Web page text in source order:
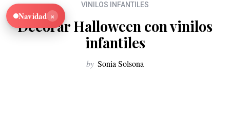
VINILOS INFANTILES
Decorar Halloween con vinilos
infantiles
by Sonia Solsona
Navidad ×